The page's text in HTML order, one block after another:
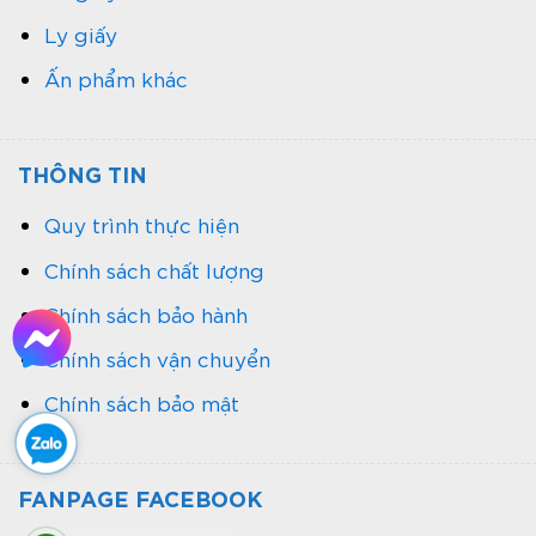
Nhịp sống hối hả và công việc bận rộn khiến mọi
người luôn ưu tiên sự nhanh chóng và hiệu quả
sẵn trở thành lựa chọn yêu thích của nhiều người.
Hộp giấy đựng đồ ănngày càng được ưa
chuộng trong ngành thực phẩm nhờ những ưu
và thân thiện với môi trường.
An toàn vệ sinh thực phẩm:
xuất từ các chất liệu đạt tiêu chuẩn an toàn.
Nguyên liệu giấy chất lượng đảm bảo vỏ hộp
Ly giấy
Ấn phẩm khác
THÔNG TIN
Quy trình thực hiện
Chính sách chất lượng
Chính sách bảo hành
Chính sách vận chuyển
Chính sách bảo mật
FANPAGE FACEBOOK